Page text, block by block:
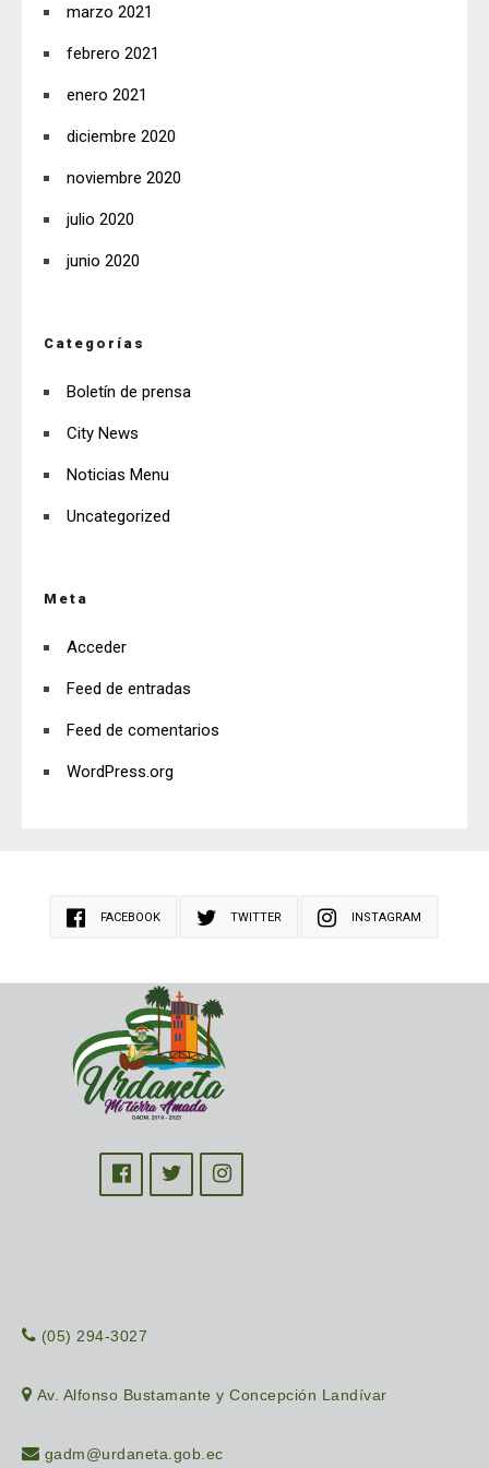
marzo 2021
febrero 2021
enero 2021
diciembre 2020
noviembre 2020
julio 2020
junio 2020
Categorías
Boletín de prensa
City News
Noticias Menu
Uncategorized
Meta
Acceder
Feed de entradas
Feed de comentarios
WordPress.org
FACEBOOK TWITTER INSTAGRAM
(05) 294-3027
Av. Alfonso Bustamante y Concepción Landívar
gadm@urdaneta.gob.ec